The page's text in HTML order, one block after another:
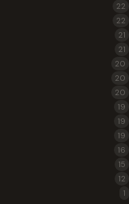
22
22
21
21
20
20
20
19
19
19
16
15
12
1